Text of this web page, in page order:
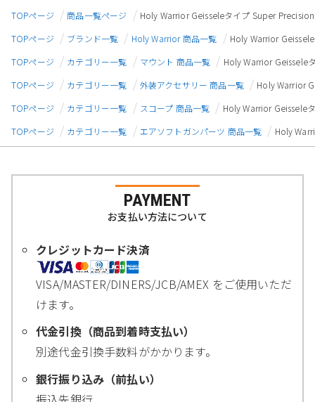
TOPページ 商品一覧ページ
Holy Warrior Geisseleタイプ Super
TOPページ
ブランド一覧 Holy Warrior 商品一覧
Holy Warrior
TOPページ
カテゴリー一覧 マウント 商品一覧
Holy Warrior Geissele
TOPページ
カテゴリー一覧 外装アクセサリー 商品一覧
Holy Warrior
TOPページ
カテゴリー一覧 スコープ 商品一覧
Holy Warrior Geissele
TOPページ
カテゴリー一覧 エアソフトガンパーツ 商品一覧 Holy
PAYMENT
お支払い方法について
クレジットカード決済
VISA/MASTER/DINERS/JCB/AMEX をご使用いただ
けます。
代金引換（商品到着時支払い）
別途代金引換手数料がかかります。
銀行振り込み（前払い）